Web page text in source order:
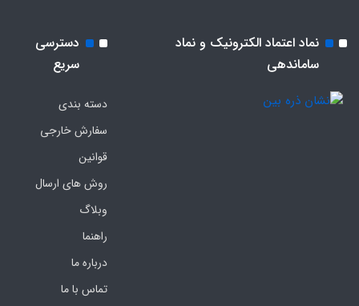
نماد اعتماد الکترونیک و نماد
ساماندهی
دسترسی
سریع
دسته بندی
سفارش خارجی
قوانین
روش های ارسال
وبلاگ
راهنما
درباره ما
تماس با ما